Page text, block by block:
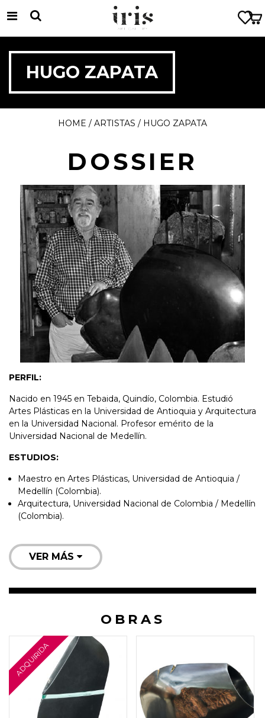
HUGO ZAPATA
HOME / ARTISTAS / HUGO ZAPATA
DOSSIER
PERFIL:
Nacido en 1945 en Tebaida, Quindío, Colombia. Estudió
Artes Plásticas en la Universidad de Antioquia y Arquitectura
en la Universidad Nacional. Profesor emérito de la
Universidad Nacional de Medellín.
ESTUDIOS:
Maestro en Artes Plásticas, Universidad de Antioquia /
Medellín (Colombia).
Arquitectura, Universidad Nacional de Colombia / Medellín
(Colombia).
VER MÁS
OBRAS
5 × 29 × 47 cm 16 × 22 × 36 cm